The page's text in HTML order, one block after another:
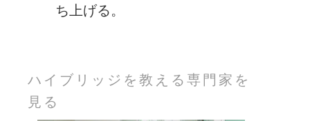
ち上げる。
ハイブリッジを教える専門家を
見る